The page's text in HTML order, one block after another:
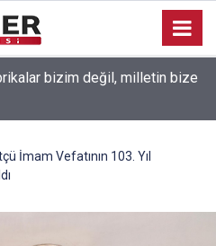
bizim değil, milletin bize
İmam Vefatının 103. Yıl